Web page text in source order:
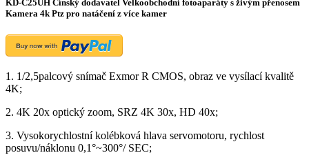
KD-C25UH Čínský dodavatel Velkoobchodní fotoaparáty s živým přenosem
Kamera 4k Ptz pro natáčení z více kamer
1. 1/2,5palcový snímač Exmor R CMOS, obraz ve vysílací kvalitě
4K;
2. 4K 20x optický zoom, SRZ 4K 30x, HD 40x;
3. Vysokorychlostní kolébková hlava servomotoru, rychlost
posuvu/náklonu 0,1°~300°/ SEC;